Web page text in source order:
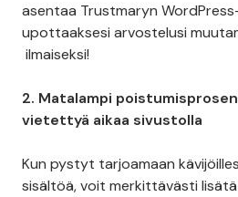
asentaa Trustmaryn
upottaaksesi arvostelusi
ilmaiseksi!
2. Matalampi
vietettyä aikaa sivustolla
Kun pystyt tarjoamaan
sisältöä, voit merkittävästi